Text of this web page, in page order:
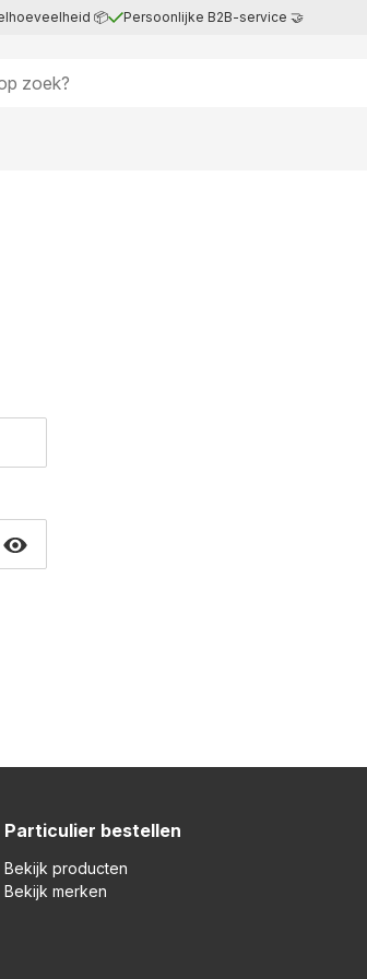
📦 Persoonlijke B2B-service 🤝
Particulier bestellen
Bekijk producten
Bekijk merken